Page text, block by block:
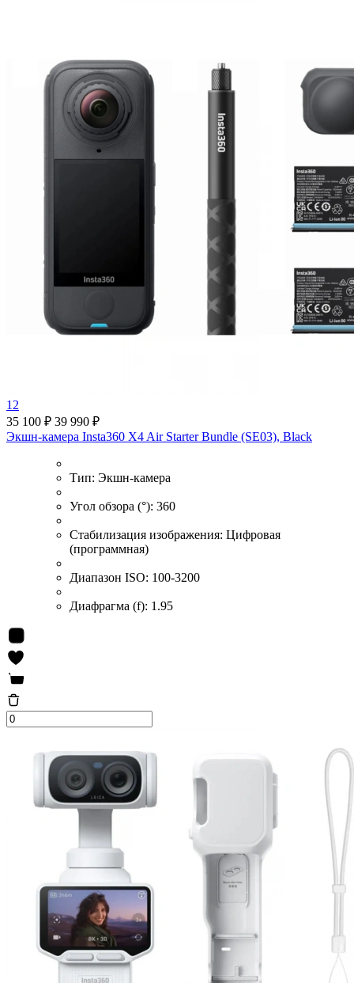
12
35 100 ₽ 39 990 ₽
Экшн-камера Insta360 X4 Air Starter Bundle (SE03), Black
Тип: Экшн-камера
Угол обзора (°): 360
Стабилизация изображения: Цифровая
(программная)
Диапазон ISO: 100-3200
Диафрагма (f): 1.95